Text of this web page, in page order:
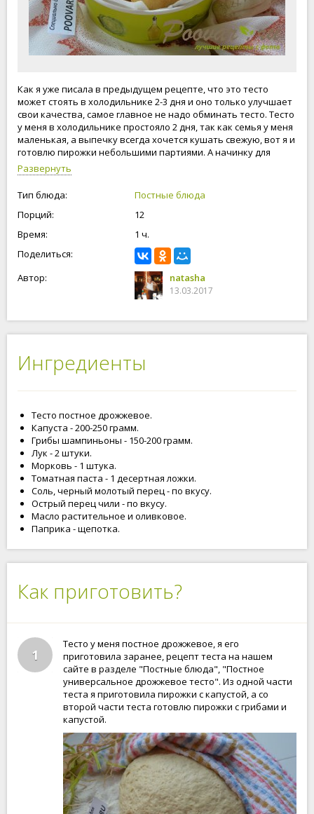
Как я уже писала в предыдущем рецепте, что это тесто
может стоять в холодильнике 2-3 дня и оно только улучшает
свои качества, самое главное не надо обминать тесто. Тесто
у меня в холодильнике простояло 2 дня, так как семья у меня
маленькая, а выпечку всегда хочется кушать свежую, вот я и
готовлю пирожки небольшими партиями. А начинку для
пирожков я приготовила из грибов и капусты. Это тесто
лучше всего подходит для выпечки в духовке. Постные
пирожки с грибами и капустой получились вкусные,
ароматные. Рекомендую!
Развернуть
Тип блюда:
Постные блюда
Порций:
12
Время:
1 ч.
Поделиться:
Автор:
natasha
13.03.2017
Ингредиенты
Тесто постное дрожжевое.
Капуста - 200-250 грамм.
Грибы шампиньоны - 150-200 грамм.
Лук - 2 штуки.
Морковь - 1 штука.
Томатная паста - 1 десертная ложки.
Соль, черный молотый перец - по вкусу.
Острый перец чили - по вкусу.
Масло растительное и оливковое.
Паприка - щепотка.
Как приготовить?
1
Тесто у меня постное дрожжевое, я его
приготовила заранее, рецепт теста на нашем
сайте в разделе "Постные блюда", "Постное
универсальное дрожжевое тесто". Из одной части
теста я приготовила пирожки с капустой, а со
второй части теста готовлю пирожки с грибами и
капустой.